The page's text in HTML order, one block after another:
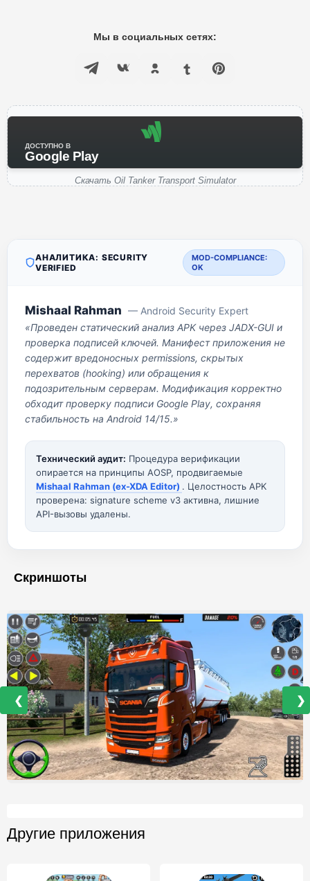
Мы в социальных сетях:
ДОСТУПНО В
Google Play
Скачать Oil Tanker Transport Simulator
АНАЛИТИКА: SECURITY
VERIFIED
MOD-COMPLIANCE:
OK
Mishaal Rahman — Android Security Expert
«Проведен статический анализ APK через JADX-GUI и
проверка подписей ключей. Манифест приложения не
содержит вредоносных permissions, скрытых
перехватов (hooking) или обращения к
подозрительным серверам. Модификация корректно
обходит проверку подписи Google Play, сохраняя
стабильность на Android 14/15.»
Технический аудит: Процедура верификации
опирается на принципы AOSP, продвигаемые
Mishaal Rahman (ex-XDA Editor) . Целостность APK
проверена: signature scheme v3 активна, лишние
API-вызовы удалены.
Скриншоты
❮ ❯
Другие приложения